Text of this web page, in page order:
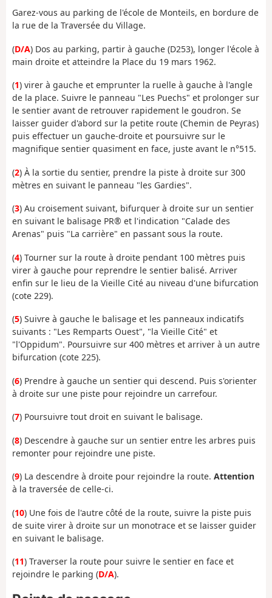
Garez-vous au parking de l'école de Monteils, en bordure de
la rue de la Traversée du Village.
(D/A) Dos au parking, partir à gauche (D253), longer l'école à
main droite et atteindre la Place du 19 mars 1962.
(1) virer à gauche et emprunter la ruelle à gauche à l'angle
de la place. Suivre le panneau "Les Puechs" et prolonger sur
le sentier avant de retrouver rapidement le goudron. Se
laisser guider d'abord sur la petite route (Chemin de Peyras)
puis effectuer un gauche-droite et poursuivre sur le
magnifique sentier quasiment en face, juste avant le n°515.
(2) À la sortie du sentier, prendre la piste à droite sur 300
mètres en suivant le panneau "les Gardies".
(3) Au croisement suivant, bifurquer à droite sur un sentier
en suivant le balisage PR® et l'indication "Calade des
Arenas" puis "La carrière" en passant sous la route.
(4) Tourner sur la route à droite pendant 100 mètres puis
virer à gauche pour reprendre le sentier balisé. Arriver
enfin sur le lieu de la Vieille Cité au niveau d'une bifurcation
(cote 229).
(5) Suivre à gauche le balisage et les panneaux indicatifs
suivants : "Les Remparts Ouest", "la Vieille Cité" et
"l'Oppidum". Poursuivre sur 400 mètres et arriver à un autre
bifurcation (cote 225).
(6) Prendre à gauche un sentier qui descend. Puis s'orienter
à droite sur une piste pour rejoindre un carrefour.
(7) Poursuivre tout droit en suivant le balisage.
(8) Descendre à gauche sur un sentier entre les arbres puis
remonter pour rejoindre une piste.
(9) La descendre à droite pour rejoindre la route. Attention
à la traversée de celle-ci.
(10) Une fois de l'autre côté de la route, suivre la piste puis
de suite virer à droite sur un monotrace et se laisser guider
en suivant le balisage.
(11) Traverser la route pour suivre le sentier en face et
rejoindre le parking (D/A).